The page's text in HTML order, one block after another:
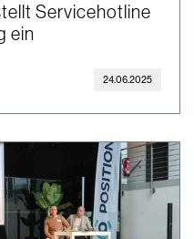
Servicehotline
ein
24.06.2025